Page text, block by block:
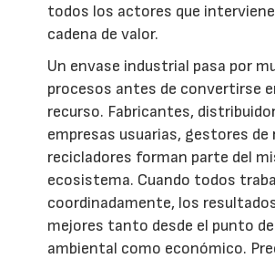
todos los actores que
cadena de valor.
Un envase industrial pasa por
procesos antes de convertirse
recurso. Fabricantes,
empresas usuarias, gestores de
recicladores forman parte del
ecosistema. Cuando todos
coordinadamente, los
mejores tanto desde el punto
ambiental como económico.